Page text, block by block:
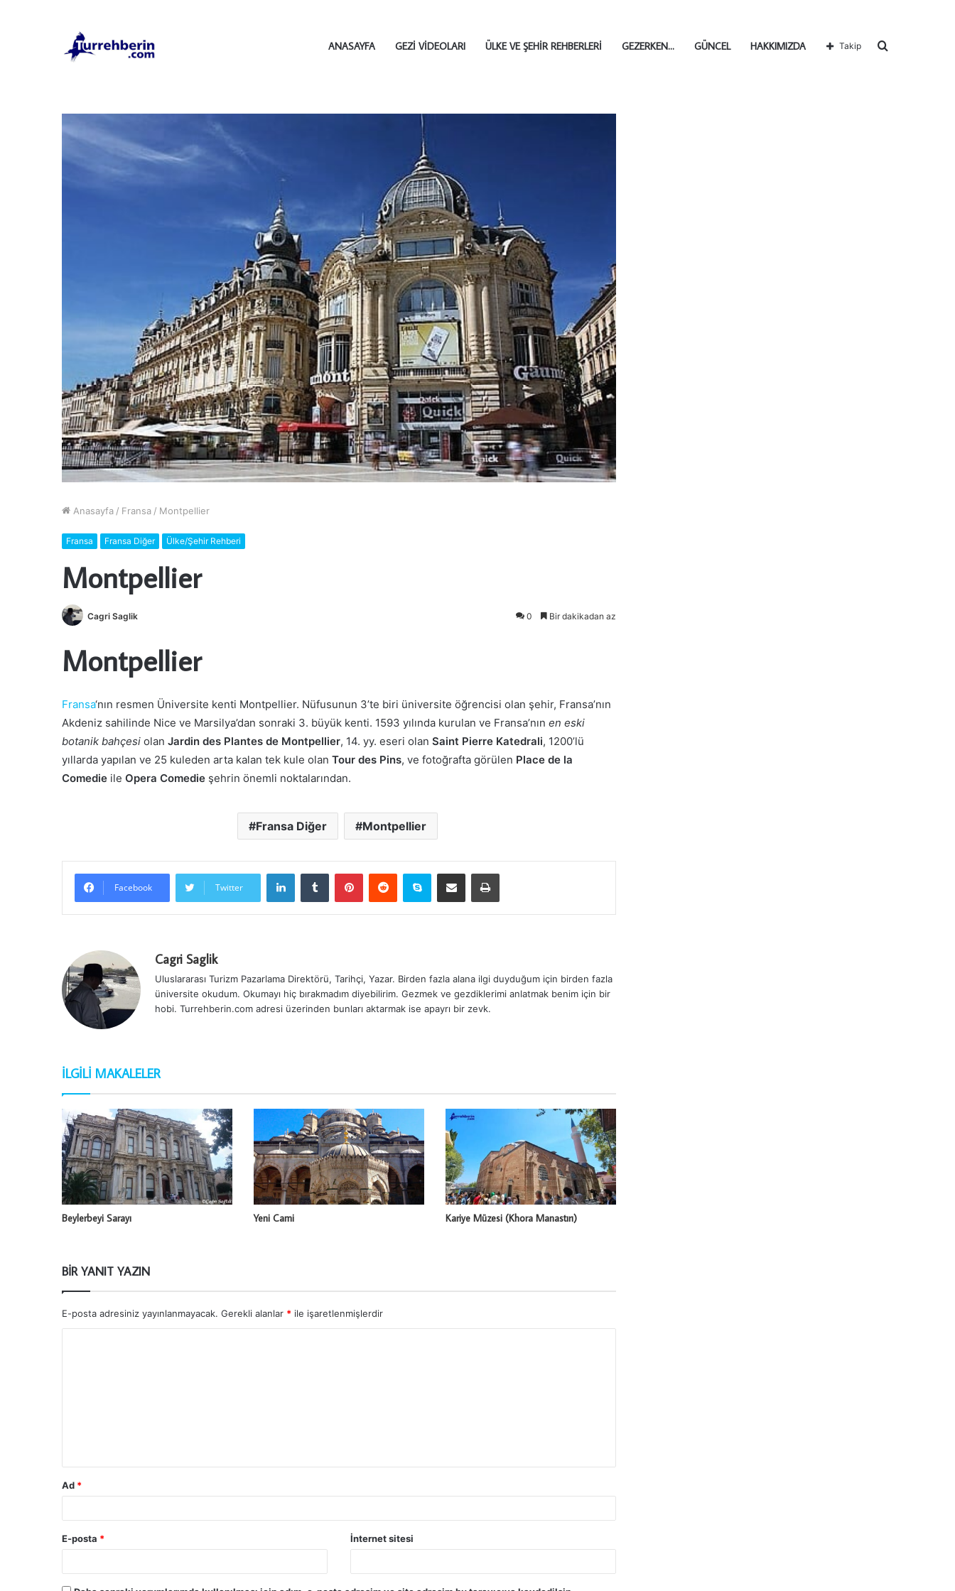
ANASAYFA GEZI VIDEOLARI ÜLKE VE ŞEHIR REHBERLERI GEZERKEN… GÜNCEL HAKKIMIZDA Arama
Takip
Anasayfa / Fransa / Montpellier
Fransa Fransa Diğer Ülke/Şehir Rehberi
Montpellier
Cagri Saglik 0 Bir dakikadan az
Montpellier
Fransa‘nın resmen Üniversite kenti Montpellier. Nüfusunun 3’te biri üniversite öğrencisi olan şehir, Fransa’nın
Akdeniz sahilinde Nice ve Marsilya’dan sonraki 3. büyük kenti. 1593 yılında kurulan ve Fransa’nın en eski
botanik bahçesi olan Jardin des Plantes de Montpellier, 14. yy. eseri olan Saint Pierre Katedrali, 1200’lü
yıllarda yapılan ve 25 kuleden arta kalan tek kule olan Tour des Pins, ve fotoğrafta görülen Place de la
Comedie ile Opera Comedie şehrin önemli noktalarından.
Fransa Diğer Montpellier
Facebook Twitter
LinkedInTumblr PinterestReddit Skype E-Posta ile paylaş Yazdır
Cagri Saglik
Uluslararası Turizm Pazarlama Direktörü, Tarihçi, Yazar. Birden fazla alana ilgi duyduğum için birden fazla
üniversite okudum. Okumayı hiç bırakmadım diyebilirim. Gezmek ve gezdiklerimi anlatmak benim için bir
hobi. Turrehberin.com adresi üzerinden bunları aktarmak ise apayrı bir zevk.
İLGILI MAKALELER
Beylerbeyi Sarayı Yeni Cami Kariye Müzesi (Khora Manastırı)
BIR YANIT YAZIN
E-posta adresiniz yayınlanmayacak. Gerekli alanlar * ile işaretlenmişlerdir
Ad *
E-posta * İnternet sitesi